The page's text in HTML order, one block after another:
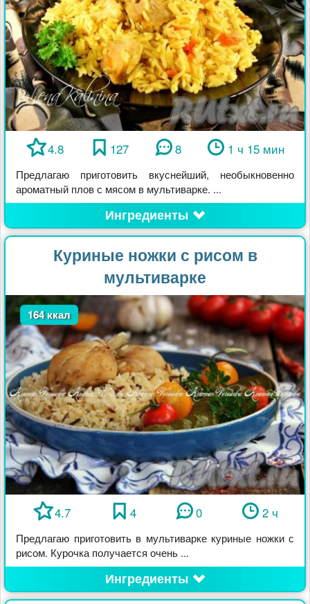
4.8 127 8 1 ч 15 мин
Предлагаю приготовить вкуснейший, необыкновенно
ароматный плов с мясом в мультиварке. ...
Ингредиенты
Куриные ножки с рисом в
мультиварке
164 ккал
4.7 4 0 2 ч
Предлагаю приготовить в мультиварке куриные ножки с
рисом. Курочка получается очень ...
Ингредиенты